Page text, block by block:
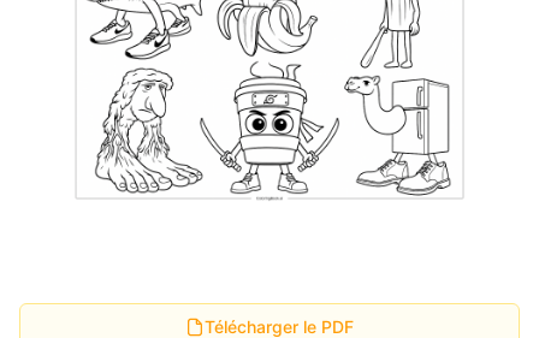
Télécharger le PDF